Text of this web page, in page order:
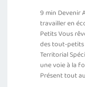
9 min Devenir
travailler en
Petits Vous
des tout-petits
Territorial
une voie à la
Présent tout